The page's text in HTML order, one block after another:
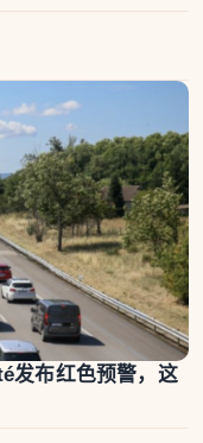
发布红色预警，这